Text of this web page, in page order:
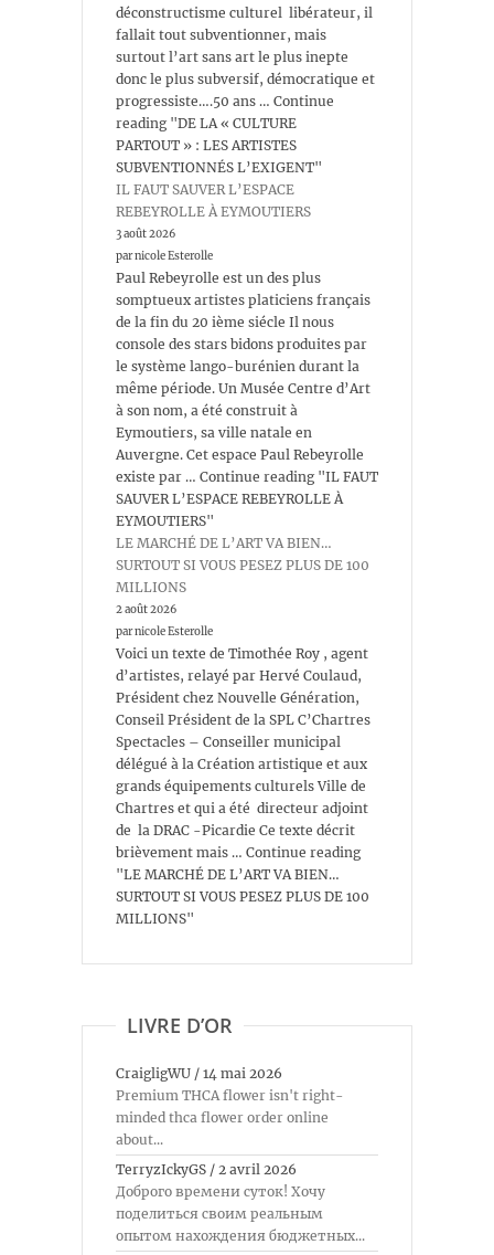
déconstructisme culturel libérateur, il
fallait tout subventionner, mais
surtout l’art sans art le plus inepte
donc le plus subversif, démocratique et
progressiste….50 ans … Continue
reading "DE LA « CULTURE
PARTOUT » : LES ARTISTES
SUBVENTIONNÉS L’EXIGENT"
IL FAUT SAUVER L’ESPACE
REBEYROLLE À EYMOUTIERS
3 août 2026
par nicole Esterolle
Paul Rebeyrolle est un des plus
somptueux artistes platiciens français
de la fin du 20 ième siécle Il nous
console des stars bidons produites par
le système lango-burénien durant la
même période. Un Musée Centre d’Art
à son nom, a été construit à
Eymoutiers, sa ville natale en
Auvergne. Cet espace Paul Rebeyrolle
existe par … Continue reading "IL FAUT
SAUVER L’ESPACE REBEYROLLE À
EYMOUTIERS"
LE MARCHÉ DE L’ART VA BIEN…
SURTOUT SI VOUS PESEZ PLUS DE 100
MILLIONS
2 août 2026
par nicole Esterolle
Voici un texte de Timothée Roy , agent
d’artistes, relayé par Hervé Coulaud,
Président chez Nouvelle Génération,
Conseil Président de la SPL C’Chartres
Spectacles – Conseiller municipal
délégué à la Création artistique et aux
grands équipements culturels Ville de
Chartres et qui a été directeur adjoint
de la DRAC -Picardie Ce texte décrit
brièvement mais … Continue reading
"LE MARCHÉ DE L’ART VA BIEN…
SURTOUT SI VOUS PESEZ PLUS DE 100
MILLIONS"
LIVRE D’OR
CraigligWU / 14 mai 2026
Premium THCA flower isn't right-
minded thca flower order online
about...
TerryzIckyGS / 2 avril 2026
Доброго времени суток! Хочу
поделиться своим реальным
опытом нахождения бюджетных...